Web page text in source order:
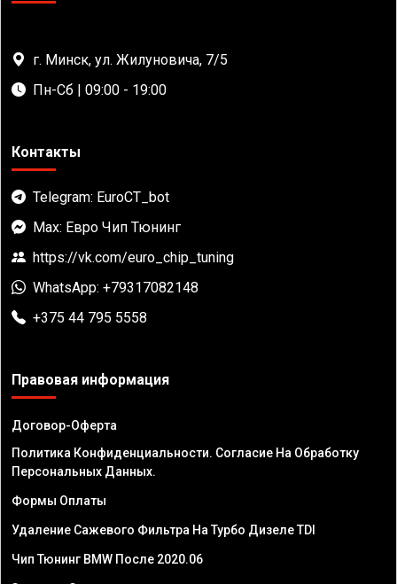
г. Минск, ул. Жилуновича, 7/5
Пн-Сб | 09:00 - 19:00
Контакты
Telegram: EuroCT_bot
Max: Евро Чип Тюнинг
https://vk.com/euro_chip_tuning
WhatsApp: +79317082148
+375 44 795 5558
Правовая информация
Договор-Оферта
Политика Конфиденциальности. Согласие На Обработку
Персональных Данных.
Формы Оплаты
Удаление Сажевого Фильтра На Турбо Дизеле TDI
Чип Тюнинг BMW После 2020.06